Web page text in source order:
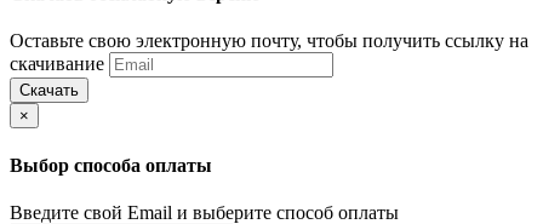
Оставьте свою электронную почту, чтобы получить ссылку на
скачивание
Скачать
×
Выбор способа оплаты
Введите свой Email и выберите способ оплаты